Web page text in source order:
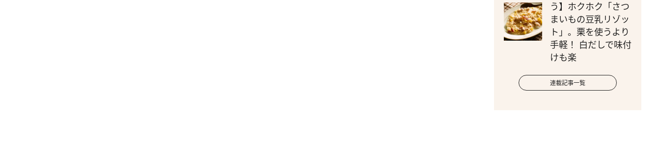
う】ホクホク「さつ
まいもの豆乳リゾッ
ト」。栗を使うより
手軽！ 白だしで味付
けも楽
連載記事一覧